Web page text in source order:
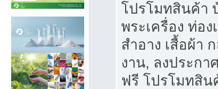
โปรโมทสินค้า
พระเครื่อง ท่อง
สำอาง เสื้อผ้า
งาน, ลงประก
ฟรี โปรโมทสิ